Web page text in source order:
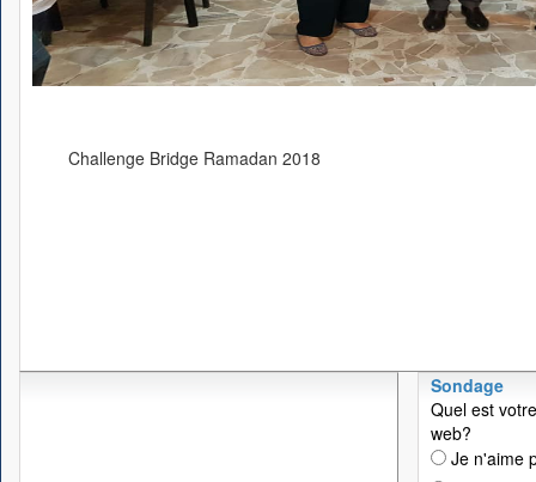
Challenge Bridge Ramadan 2018
Sondage
Quel est
web?
Je n'aime